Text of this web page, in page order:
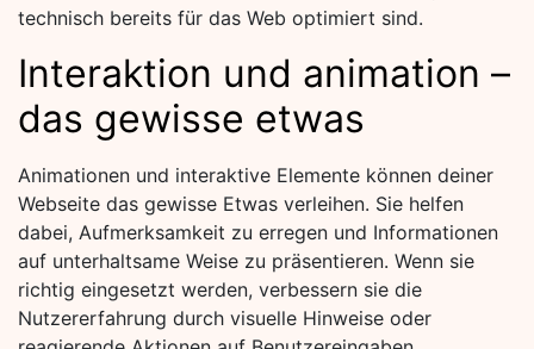
technisch bereits für das Web optimiert sind.
Interaktion und animation –
das gewisse etwas
Animationen und interaktive Elemente können deiner
Webseite das gewisse Etwas verleihen. Sie helfen
dabei, Aufmerksamkeit zu erregen und Informationen
auf unterhaltsame Weise zu präsentieren. Wenn sie
richtig eingesetzt werden, verbessern sie die
Nutzererfahrung durch visuelle Hinweise oder